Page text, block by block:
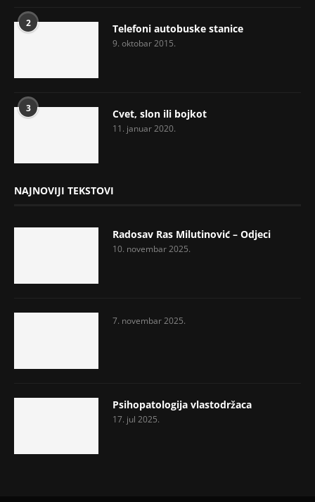
2 Telefoni autobuske stanice
9. oktobar 2015.
3 Cvet, slon ili bojkot
11. januar 2020.
NAJNOVIJI TEKSTOVI
Radosav Ras Milutinović – Odjeci
10. novembar 2025.
7. novembar 2025.
Psihopatologija vlastodržaca
17. jul 2025.